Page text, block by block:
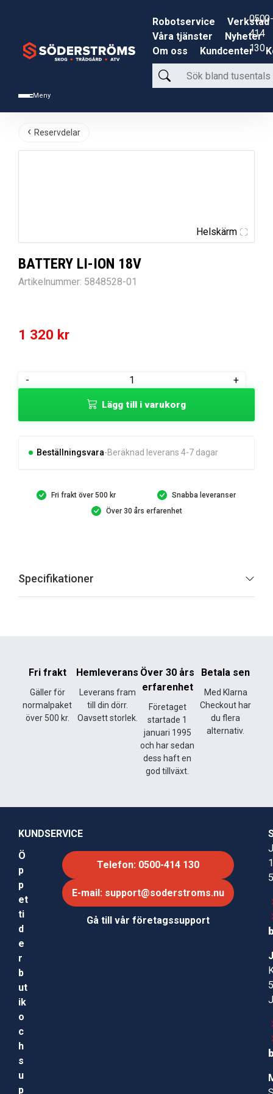
Meny
Robotservice
Verkstad
Våra tjänster
Nyheter
Om oss
Kundcenter
Sök
bland
produkter
0500-
414
130
Reservdelar
Helskärm
BATTERY LI-ION 18V
Artikelnummer: 5848528-01
1 320 kr
-
BATTERY
18V
+
Lägg till i varukorg
Beställningsvara Beräknad leverans 4-7 dagar
Fri frakt över 500 kr
Snabba leveranser
Över 30 års erfarenhet
Specifikationer
Fri frakt
Gäller för
normalpaket
över 500 kr.
Hemleverans
Leverans fram
till din dörr.
Oavsett storlek.
Över 30 års
erfarenhet
Företaget
startade 1
januari 1995
och har sedan
dess haft en
god tillväxt.
Betala sen
Med Klarna
Checkout har
du flera
alternativ.
KUNDSERVICE
Ö
p
p
et
ti
d
e
r
b
ut
ik
o
c
h
s
u
p
Telefon: 0500-414 130
E-mail: support@soderstroms.nu
Gå till vår företagssupport